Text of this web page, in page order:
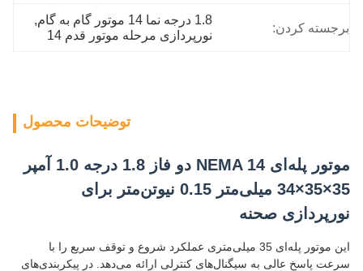
برجسته کردن:
1.8 درجه نما 14 موتور گام به گام
,
نورپردازی مرحله موتور قدم 14
توضیحات محصول
موتور پله‌ای NEMA 14 دو فاز 1.8 درجه 1.0 آمپر
35×35×34 میلی‌متر 0.15 نیوتن‌متر برای
نورپردازی صحنه
این موتور پله‌ای 35 میلی‌متری عملکرد شروع و توقف سریع را با
سرعت پاسخ عالی به سیگنال‌های کنترلی ارائه می‌دهد. در پیکربندی‌های